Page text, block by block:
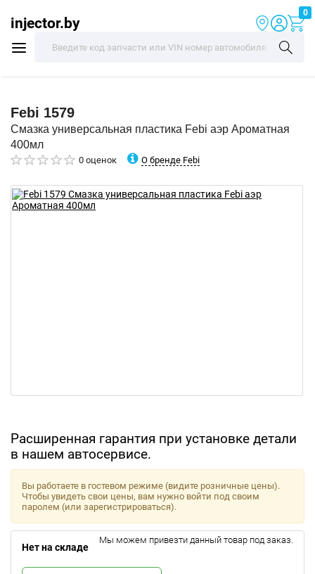
injector.by
0
Febi 1579
Смазка универсальная пластика Febi аэр Ароматная
400мл
0 оценок О бренде Febi
Расширенная гарантия при установке детали
в нашем автосервисе.
Вы работаете в гостевом режиме (видите розничные цены).
Чтобы увидеть свои цены, вам нужно войти под своим
паролем (или зарегистрироваться).
Нет на складе
Мы можем привезти данный товар под заказ.